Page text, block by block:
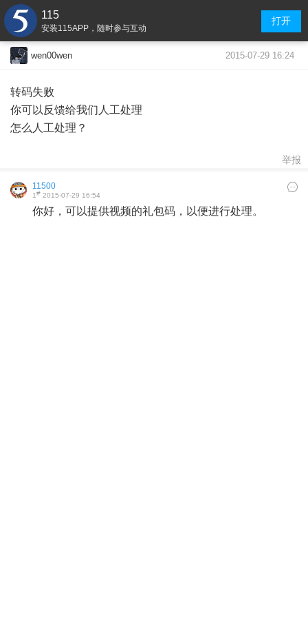
115
安装115APP，随时参与互动
打开
wen00wen 2015-07-29 16:24
转码失败
你可以反馈给我们人工处理
怎么人工处理？
举报
11500
1# 2015-07-29 16:54
你好，可以提供视频的礼包码，以便进行处理。